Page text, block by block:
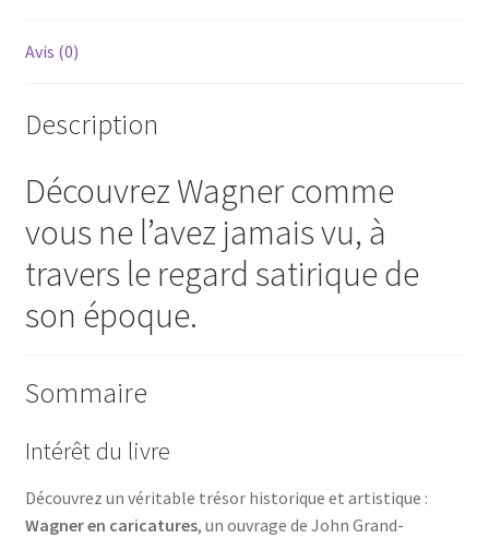
Avis (0)
Description
Découvrez Wagner comme
vous ne l’avez jamais vu, à
travers le regard satirique de
son époque.
Sommaire
Intérêt du livre
Découvrez un véritable trésor historique et artistique :
Wagner en caricatures, un ouvrage de John Grand-